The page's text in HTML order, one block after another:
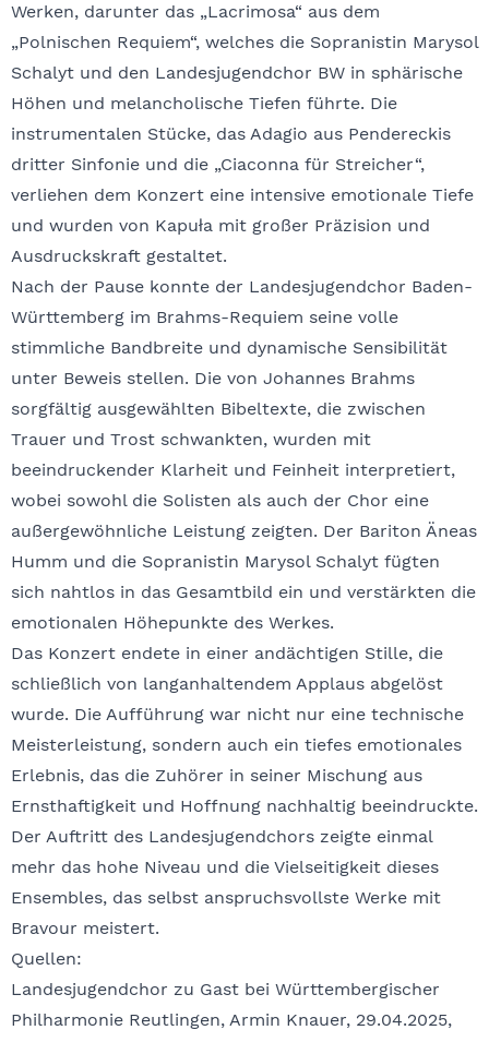
Werken, darunter das „Lacrimosa“ aus dem
„Polnischen Requiem“, welches die Sopranistin Marysol
Schalyt und den Landesjugendchor BW in sphärische
Höhen und melancholische Tiefen führte. Die
instrumentalen Stücke, das Adagio aus Pendereckis
dritter Sinfonie und die „Ciaconna für Streicher“,
verliehen dem Konzert eine intensive emotionale Tiefe
und wurden von Kapuła mit großer Präzision und
Ausdruckskraft gestaltet.
Nach der Pause konnte der Landesjugendchor Baden-
Württemberg im Brahms-Requiem seine volle
stimmliche Bandbreite und dynamische Sensibilität
unter Beweis stellen. Die von Johannes Brahms
sorgfältig ausgewählten Bibeltexte, die zwischen
Trauer und Trost schwankten, wurden mit
beeindruckender Klarheit und Feinheit interpretiert,
wobei sowohl die Solisten als auch der Chor eine
außergewöhnliche Leistung zeigten. Der Bariton Äneas
Humm und die Sopranistin Marysol Schalyt fügten
sich nahtlos in das Gesamtbild ein und verstärkten die
emotionalen Höhepunkte des Werkes.
Das Konzert endete in einer andächtigen Stille, die
schließlich von langanhaltendem Applaus abgelöst
wurde. Die Aufführung war nicht nur eine technische
Meisterleistung, sondern auch ein tiefes emotionales
Erlebnis, das die Zuhörer in seiner Mischung aus
Ernsthaftigkeit und Hoffnung nachhaltig beeindruckte.
Der Auftritt des Landesjugendchors zeigte einmal
mehr das hohe Niveau und die Vielseitigkeit dieses
Ensembles, das selbst anspruchsvollste Werke mit
Bravour meistert.
Quellen:
Landesjugendchor zu Gast bei Württembergischer
Philharmonie Reutlingen, Armin Knauer, 29.04.2025,